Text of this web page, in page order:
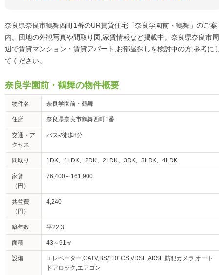
奈良県奈良市鶴舞西町1番のUR賃貸住宅「奈良学園前・鶴舞」のご案
内。団地の外観写真や間取り図,家賃情報など掲載中。奈良県奈良市周
辺で賃貸マンション・賃貸アパート,お部屋探しを検討中の方,参考に
てください。
奈良学園前・鶴舞の物件概要
物件名 奈良学園前・鶴舞
住所 奈良県奈良市鶴舞西町1番
交通・ア
クセス
バス-/徒歩8分
間取り 1DK、1LDK、2DK、2LDK、3DK、3LDK、4LDK
家賃
（円）
76,400～161,900
共益費
（円）
4,240
築年数 平22.3
面積 43～91㎡
設備
エレベーター,CATV,BS/110°CS,VDSL,ADSL,防犯カメラ,オート
ドアロック,エアコン